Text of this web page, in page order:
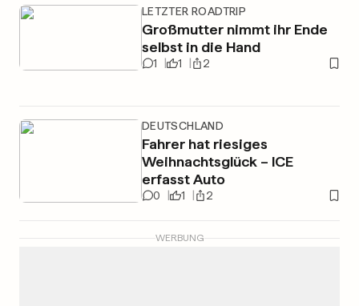
LETZTER ROADTRIP
Großmutter nimmt ihr Ende
selbst in die Hand
1 1 2
DEUTSCHLAND
Fahrer hat riesiges
Weihnachtsglück – ICE
erfasst Auto
0 1 2
WERBUNG